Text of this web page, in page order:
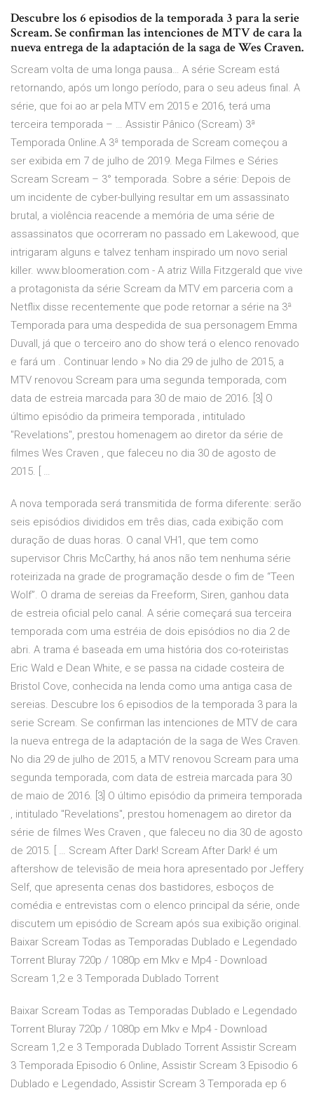
Descubre los 6 episodios de la temporada 3 para la serie
Scream. Se confirman las intenciones de MTV de cara la
nueva entrega de la adaptación de la saga de Wes Craven.
Scream volta de uma longa pausa… A série Scream está
retornando, após um longo período, para o seu adeus final. A
série, que foi ao ar pela MTV em 2015 e 2016, terá uma
terceira temporada – … Assistir Pânico (Scream) 3ª
Temporada Online.A 3ª temporada de Scream começou a
ser exibida em 7 de julho de 2019. Mega Filmes e Séries
Scream Scream – 3° temporada. Sobre a série: Depois de
um incidente de cyber-bullying resultar em um assassinato
brutal, a violência reacende a memória de uma série de
assassinatos que ocorreram no passado em Lakewood, que
intrigaram alguns e talvez tenham inspirado um novo serial
killer. www.bloomeration.com - A atriz Willa Fitzgerald que vive
a protagonista da série Scream da MTV em parceria com a
Netflix disse recentemente que pode retornar a série na 3ª
Temporada para uma despedida de sua personagem Emma
Duvall, já que o terceiro ano do show terá o elenco renovado
e fará um . Continuar lendo » No dia 29 de julho de 2015, a
MTV renovou Scream para uma segunda temporada, com
data de estreia marcada para 30 de maio de 2016. [3] O
último episódio da primeira temporada , intitulado
"Revelations", prestou homenagem ao diretor da série de
filmes Wes Craven , que faleceu no dia 30 de agosto de
2015. [ …
A nova temporada será transmitida de forma diferente: serão
seis episódios divididos em três dias, cada exibição com
duração de duas horas. O canal VH1, que tem como
supervisor Chris McCarthy, há anos não tem nenhuma série
roteirizada na grade de programação desde o fim de “Teen
Wolf”. O drama de sereias da Freeform, Siren, ganhou data
de estreia oficial pelo canal. A série começará sua terceira
temporada com uma estréia de dois episódios no dia 2 de
abri. A trama é baseada em uma história dos co-roteiristas
Eric Wald e Dean White, e se passa na cidade costeira de
Bristol Cove, conhecida na lenda como uma antiga casa de
sereias. Descubre los 6 episodios de la temporada 3 para la
serie Scream. Se confirman las intenciones de MTV de cara
la nueva entrega de la adaptación de la saga de Wes Craven.
No dia 29 de julho de 2015, a MTV renovou Scream para uma
segunda temporada, com data de estreia marcada para 30
de maio de 2016. [3] O último episódio da primeira temporada
, intitulado "Revelations", prestou homenagem ao diretor da
série de filmes Wes Craven , que faleceu no dia 30 de agosto
de 2015. [ … Scream After Dark! Scream After Dark! é um
aftershow de televisão de meia hora apresentado por Jeffery
Self, que apresenta cenas dos bastidores, esboços de
comédia e entrevistas com o elenco principal da série, onde
discutem um episódio de Scream após sua exibição original.
Baixar Scream Todas as Temporadas Dublado e Legendado
Torrent Bluray 720p / 1080p em Mkv e Mp4 - Download
Scream 1,2 e 3 Temporada Dublado Torrent
Baixar Scream Todas as Temporadas Dublado e Legendado
Torrent Bluray 720p / 1080p em Mkv e Mp4 - Download
Scream 1,2 e 3 Temporada Dublado Torrent Assistir Scream
3 Temporada Episodio 6 Online, Assistir Scream 3 Episodio 6
Dublado e Legendado, Assistir Scream 3 Temporada ep 6